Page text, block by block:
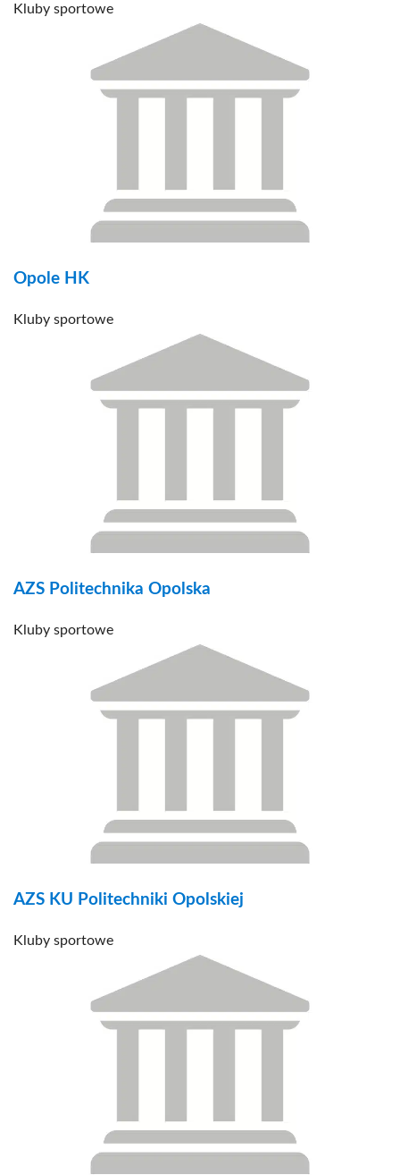
Kluby sportowe
Opole HK
Kluby sportowe
AZS Politechnika Opolska
Kluby sportowe
AZS KU Politechniki Opolskiej
Kluby sportowe